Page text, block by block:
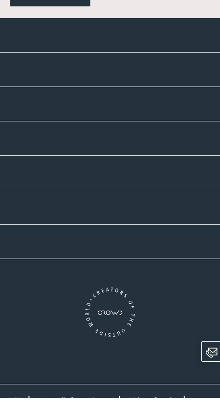
AGB Versandinformationen Widerrufsrecht